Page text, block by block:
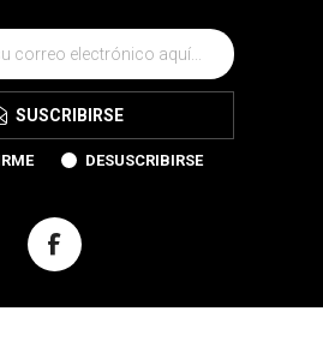
SUSCRIBIRSE
DESUSCRIBIRSE